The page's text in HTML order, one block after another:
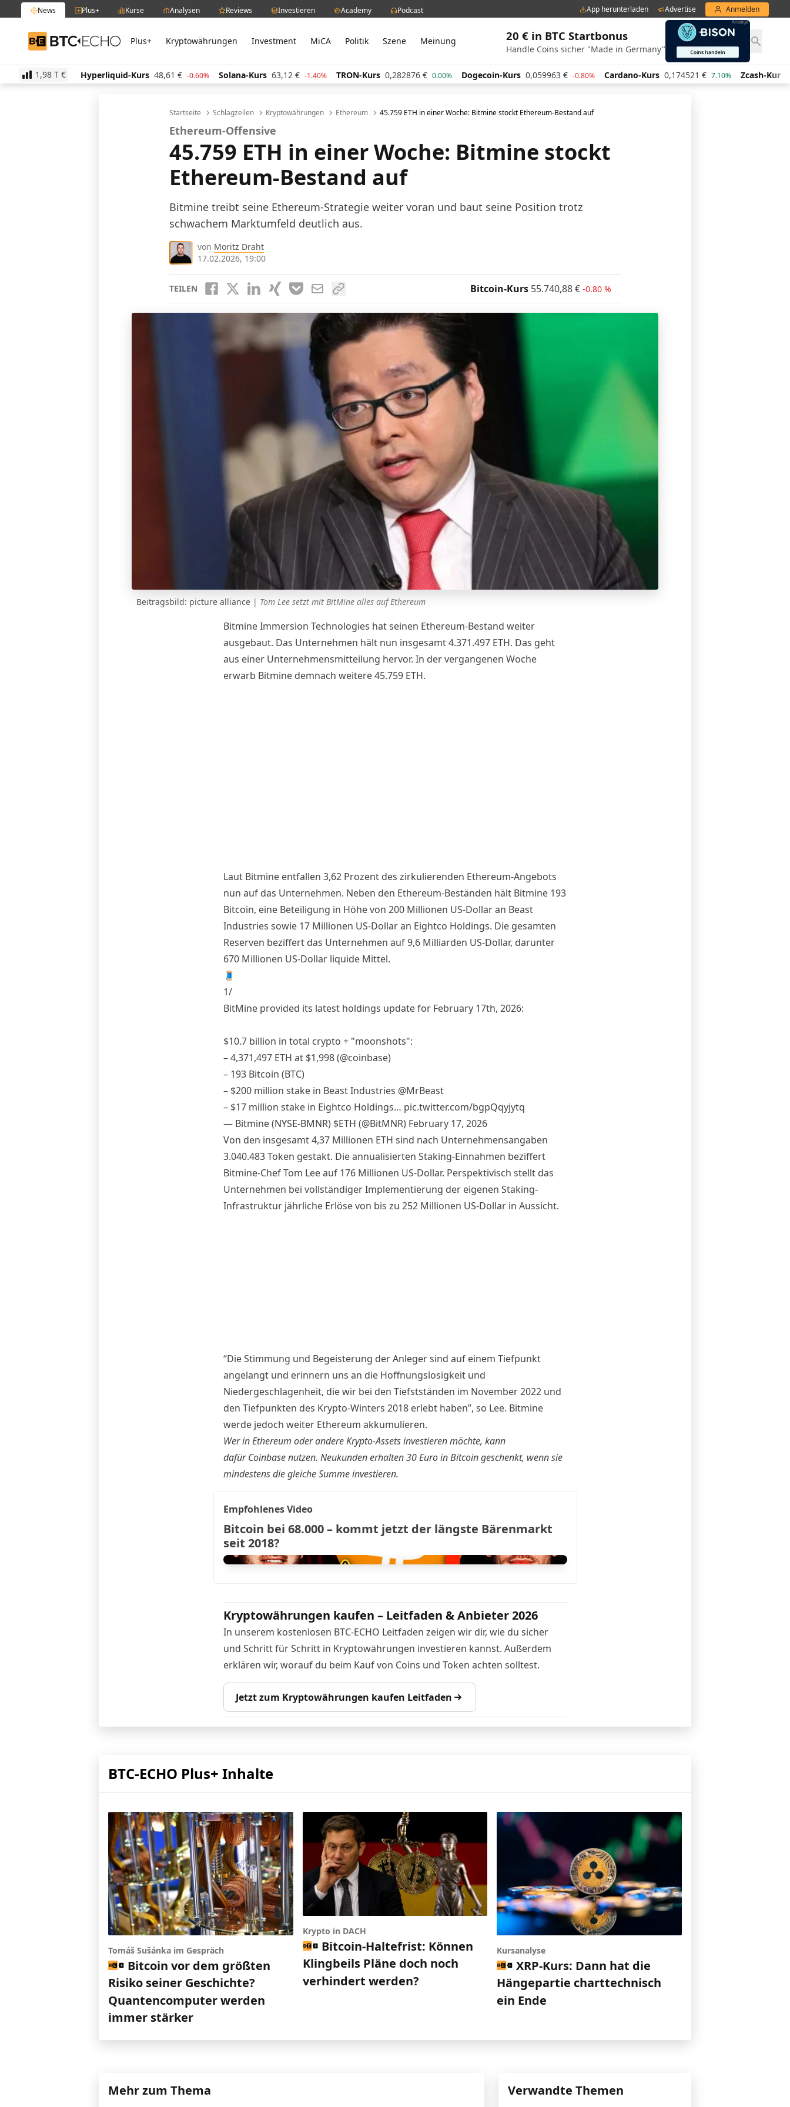
News Plus+ Kurse Analysen Reviews Investieren Academy Podcast App herunterladen Advertise Anmelden
BTC-ECHO Plus+ Kryptowährungen Investment MiCA Politik Szene Meinung 20 € in BTC Startbonus
Handle Coins sicher "Made in Germany"
1,98 T €
-1.60% Hyperliquid-Kurs 48,61 € -0.60% Solana-Kurs 63,12 € -1.40% TRON-Kurs 0,282876 € 0.00% Dogecoin-Kurs 0,059963 € -0.80% Cardano-Kurs 0,174521 € 7.10% Zcash-Kurs 436,26
Startseite Schlagzeilen Kryptowährungen Ethereum 45.759 ETH in einer Woche: Bitmine stockt Ethereum-Bestand auf
Ethereum-Offensive
45.759 ETH in einer Woche: Bitmine stockt
Ethereum-Bestand auf
Bitmine treibt seine Ethereum-Strategie weiter voran und baut seine Position trotz
schwachem Marktumfeld deutlich aus.
von Moritz Draht
17.02.2026, 19:00
TEILEN Bitcoin-Kurs 55.740,88€ -0.80 %
Beitragsbild: picture alliance | Tom Lee setzt mit BitMine alles auf Ethereum
Bitmine Immersion Technologies hat seinen Ethereum-Bestand weiter
ausgebaut. Das Unternehmen hält nun insgesamt 4.371.497 ETH. Das geht
aus einer Unternehmensmitteilung hervor. In der vergangenen Woche
erwarb Bitmine demnach weitere 45.759 ETH.
Laut Bitmine entfallen 3,62 Prozent des zirkulierenden Ethereum-Angebots
nun auf das Unternehmen. Neben den Ethereum-Beständen hält Bitmine 193
Bitcoin, eine Beteiligung in Höhe von 200 Millionen US-Dollar an Beast
Industries sowie 17 Millionen US-Dollar an Eightco Holdings. Die gesamten
Reserven beziffert das Unternehmen auf 9,6 Milliarden US-Dollar, darunter
670 Millionen US-Dollar liquide Mittel.
🧵
1/
BitMine provided its latest holdings update for February 17th, 2026:
$10.7 billion in total crypto + "moonshots":
– 4,371,497 ETH at $1,998 (@coinbase)
– 193 Bitcoin (BTC)
– $200 million stake in Beast Industries @MrBeast
– $17 million stake in Eightco Holdings… pic.twitter.com/bgpQqyjytq
— Bitmine (NYSE-BMNR) $ETH (@BitMNR) February 17, 2026
Von den insgesamt 4,37 Millionen ETH sind nach Unternehmensangaben
3.040.483 Token gestakt. Die annualisierten Staking-Einnahmen beziffert
Bitmine-Chef Tom Lee auf 176 Millionen US-Dollar. Perspektivisch stellt das
Unternehmen bei vollständiger Implementierung der eigenen Staking-
Infrastruktur jährliche Erlöse von bis zu 252 Millionen US-Dollar in Aussicht.
“Die Stimmung und Begeisterung der Anleger sind auf einem Tiefpunkt
angelangt und erinnern uns an die Hoffnungslosigkeit und
Niedergeschlagenheit, die wir bei den Tiefstständen im November 2022 und
den Tiefpunkten des Krypto-Winters 2018 erlebt haben”, so Lee. Bitmine
werde jedoch weiter Ethereum akkumulieren.
Wer in Ethereum oder andere Krypto-Assets investieren möchte, kann
dafürCoinbasenutzen. Neukunden erhalten30 Euro in Bitcoingeschenkt, wenn sie
mindestens die gleiche Summe investieren.
Empfohlenes Video
Bitcoin bei 68.000 – kommt jetzt der längste Bärenmarkt
seit 2018?
Kryptowährungen kaufen – Leitfaden & Anbieter 2026
In unserem kostenlosen BTC-ECHO Leitfaden zeigen wir dir, wie du sicher
und Schritt für Schritt in Kryptowährungen investieren kannst. Außerdem
erklären wir, worauf du beim Kauf von Coins und Token achten solltest.
Jetzt zum Kryptowährungen kaufen Leitfaden
BTC-ECHO Plus+ Inhalte
Tomáš Sušánka im Gespräch
Bitcoin vor dem größten
Risiko seiner Geschichte?
Quantencomputer werden
immer stärker
Krypto in DACH
Bitcoin-Haltefrist: Können
Klingbeils Pläne doch noch
verhindert werden?
Kursanalyse
XRP-Kurs: Dann hat die
Hängepartie charttechnisch
ein Ende
Mehr zum Thema Verwandte Themen